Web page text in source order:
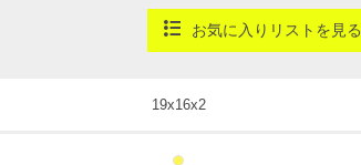
お気に入りリストを見る
19x16x2